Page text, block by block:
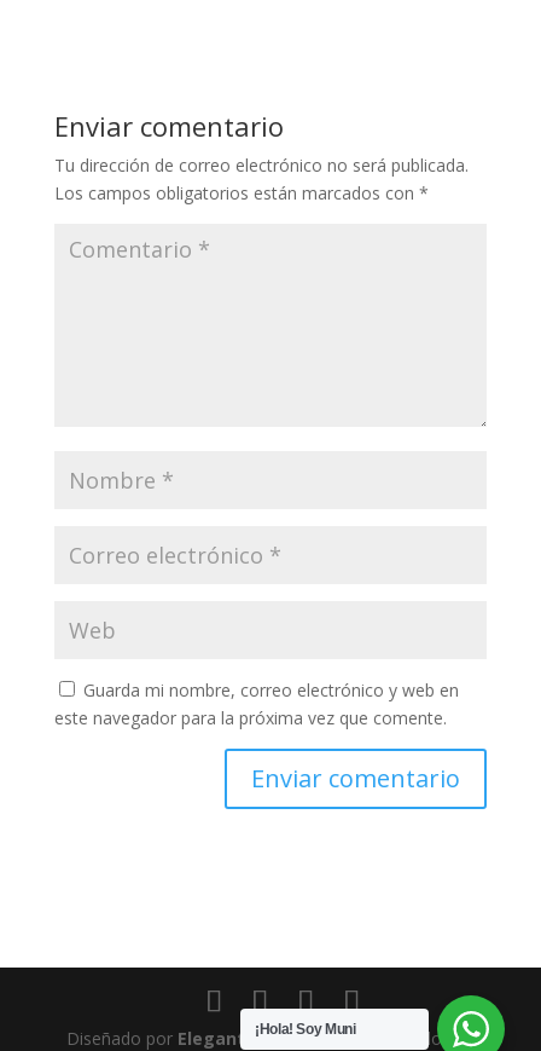
Enviar comentario
Tu dirección de correo electrónico no será publicada.
Los campos obligatorios están marcados con *
Guarda mi nombre, correo electrónico y web en
este navegador para la próxima vez que comente.
Diseñado por Elegant Themes| Desarrollado por
¡Hola! Soy Muni